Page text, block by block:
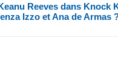
Reeves dans Knock
Izzo et Ana de Armas